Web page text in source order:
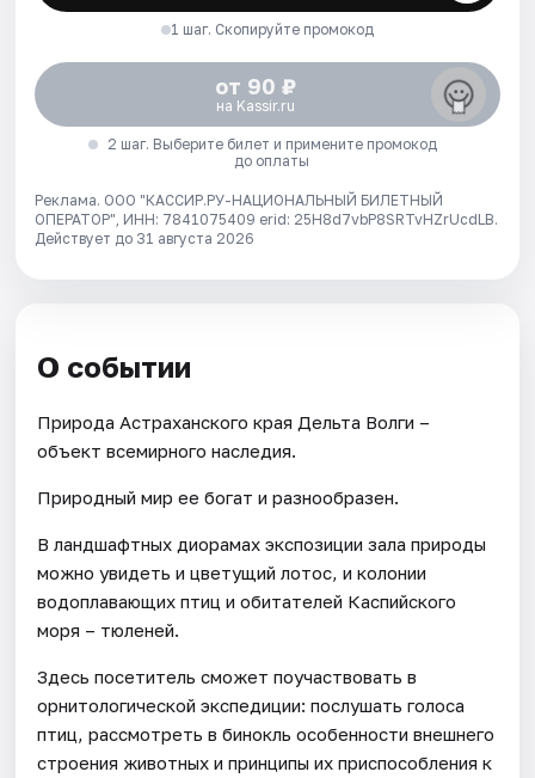
1 шаг. Скопируйте промокод
от 90 ₽
на Kassir.ru
2 шаг. Выберите билет и примените промокод
до оплаты
Реклама. ООО "КАССИР.РУ-НАЦИОНАЛЬНЫЙ БИЛЕТНЫЙ
ОПЕРАТОР", ИНН: 7841075409 erid: 25H8d7vbP8SRTvHZrUcdLB.
Действует до 31 августа 2026
О событии
Природа Астраханского края Дельта Волги –
объект всемирного наследия.
Природный мир ее богат и разнообразен.
В ландшафтных диорамах экспозиции зала природы
можно увидеть и цветущий лотос, и колонии
водоплавающих птиц и обитателей Каспийского
моря – тюленей.
Здесь посетитель сможет поучаствовать в
орнитологической экспедиции: послушать голоса
птиц, рассмотреть в бинокль особенности внешнего
строения животных и принципы их приспособления к